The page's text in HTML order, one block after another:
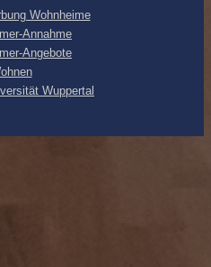
Wohnheime
Annahme
Angebote
Wuppertal